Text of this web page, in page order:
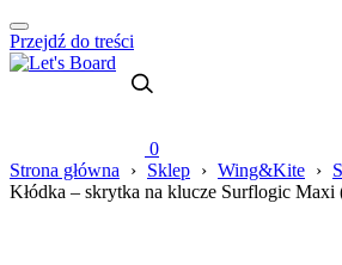
Przejdź do treści
0
Strona główna
› Sklep › Wing&Kite ›
Kłódka – skrytka na klucze Surflogic Maxi